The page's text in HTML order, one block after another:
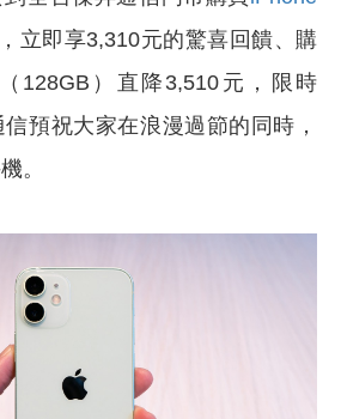
立即享3,310元的驚喜回饋、購
128GB）直降3,510元，限時
預祝大家在浪漫過節的同時，
。